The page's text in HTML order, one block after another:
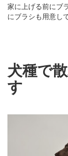
家に上げる前にブ
にブラシも用意し
犬種で
す